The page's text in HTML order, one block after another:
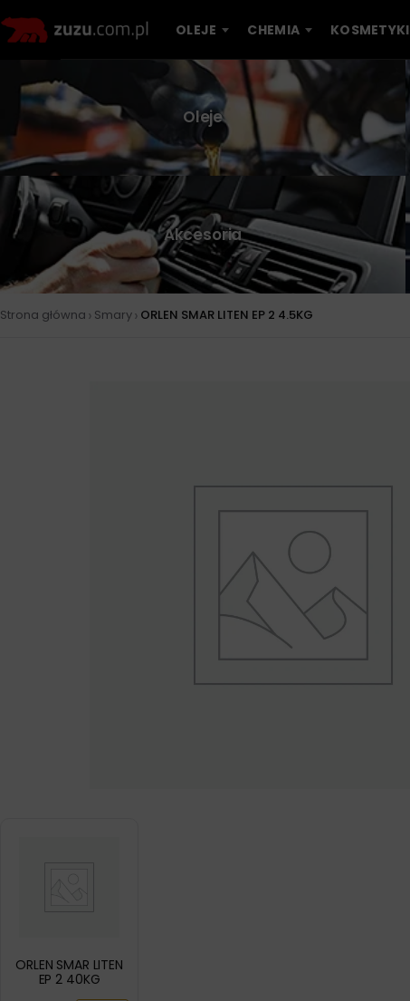
OLEJE CHEMIA KOSMETYKI
Oleje
Akcesoria
Strona główna › Smary› ORLEN SMAR LITEN EP 2 4.5KG
ORLEN SMAR LITEN
EP 2 40KG